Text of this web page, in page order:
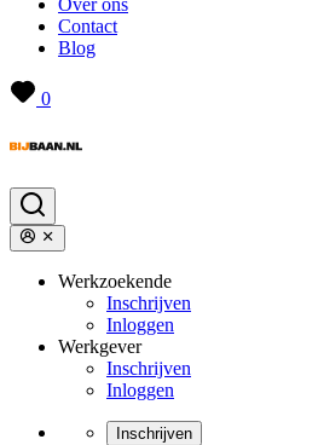
Over ons
Contact
Blog
0
Werkzoekende
Inschrijven
Inloggen
Werkgever
Inschrijven
Inloggen
Inschrijven